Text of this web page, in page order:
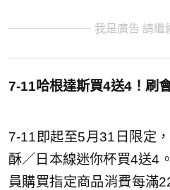
我是廣告 請繼
7-11哈根達斯買4送4！刷
7-11即起至5月31日限定
酥／日本線迷你杯買4送4
員購買指定商品消費每滿